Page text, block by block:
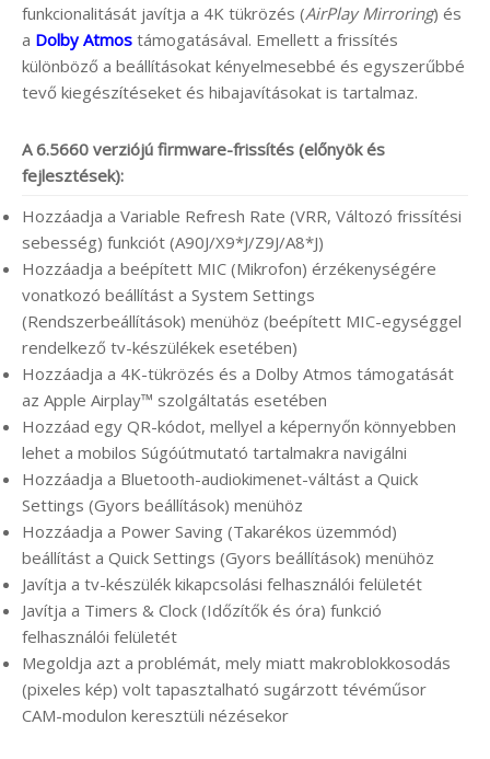
funkcionalitását javítja a 4K tükrözés (AirPlay Mirroring) és
a Dolby Atmos támogatásával. Emellett a frissítés
különböző a beállításokat kényelmesebbé és egyszerűbbé
tevő kiegészítéseket és hibajavításokat is tartalmaz.
A 6.5660 verziójú firmware-frissítés (előnyök és
fejlesztések):
Hozzáadja a Variable Refresh Rate (VRR, Változó frissítési
sebesség) funkciót (A90J/X9*J/Z9J/A8*J)
Hozzáadja a beépített MIC (Mikrofon) érzékenységére
vonatkozó beállítást a System Settings
(Rendszerbeállítások) menühöz (beépített MIC-egységgel
rendelkező tv-készülékek esetében)
Hozzáadja a 4K-tükrözés és a Dolby Atmos támogatását
az Apple Airplay™ szolgáltatás esetében
Hozzáad egy QR-kódot, mellyel a képernyőn könnyebben
lehet a mobilos Súgóútmutató tartalmakra navigálni
Hozzáadja a Bluetooth-audiokimenet-váltást a Quick
Settings (Gyors beállítások) menühöz
Hozzáadja a Power Saving (Takarékos üzemmód)
beállítást a Quick Settings (Gyors beállítások) menühöz
Javítja a tv-készülék kikapcsolási felhasználói felületét
Javítja a Timers & Clock (Időzítők és óra) funkció
felhasználói felületét
Megoldja azt a problémát, mely miatt makroblokkosodás
(pixeles kép) volt tapasztalható sugárzott tévéműsor
CAM-modulon keresztüli nézésekor